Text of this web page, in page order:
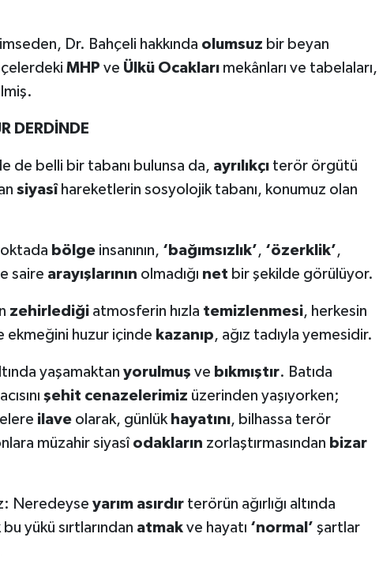
Dr. Bahçeli hakkında olumsuz bir beyan
MHP ve Ülkü Ocaklarımekânları ve tabelaları,
DERDİNDE
de belli bir tabanı bulunsa da, ayrılıkçıterör örgütü
siyasîhareketlerin sosyolojik tabanı, konumuz olan
bölgeinsanının, ‘bağımsızlık’, ‘özerklik’,
saire arayışlarının olmadığı net bir şekilde görülüyor.
zehirlediğiatmosferin hızla temizlenmesi, herkesin
ekmeğini huzur içinde kazanıp, ağız tadıyla yemesidir.
yaşamaktan yorulmuş ve bıkmıştır. Batıda
şehit cenazelerimiz üzerinden yaşıyorken;
ilaveolarak, günlük hayatını, bilhassa terör
müzahir siyasîodakların zorlaştırmasından bizar
Neredeyse yarım asırdırterörün ağırlığı altında
bu yükü sırtlarından atmakve hayatı ‘normal’ şartlar